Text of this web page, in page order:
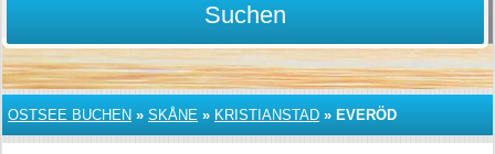
Suchen
OSTSEE BUCHEN » SKÅNE » KRISTIANSTAD » EVERÖD